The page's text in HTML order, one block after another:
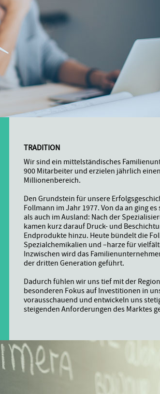
TRADITION
Wir sind ein mittelständisches
900 Mitarbeiter und erzielen jährlich
Millionenbereich.
Den Grundstein für unsere
Follmann im Jahr 1977. Von da an ging
als auch im Ausland: Nach der
kamen kurz darauf Druck- und
Endprodukte hinzu. Heute bündelt die
Spezialchemikalien und –harze für
Inzwischen wird das
der dritten Generation geführt.
Dadurch fühlen wir uns tief mit der
besonderen Fokus auf Investitionen in
vorausschauend und entwickeln uns
steigenden Anforderungen des Marktes